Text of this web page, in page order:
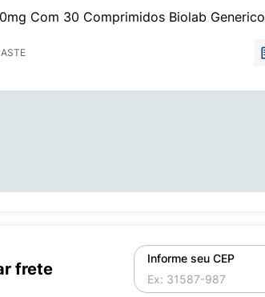
Com 30 Comprimidos Biolab Generico
frete
Informe seu CEP